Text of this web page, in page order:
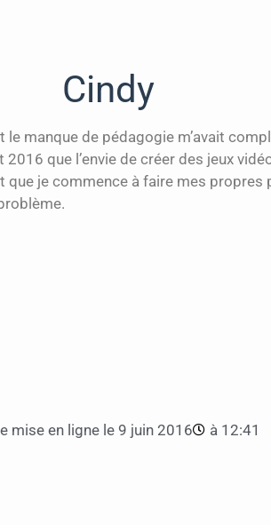
Cindy
le manque de pédagogie m’avait
que l’envie de créer des jeux
que je commence à faire mes
mise en ligne le 9 juin 2016 à 12:41